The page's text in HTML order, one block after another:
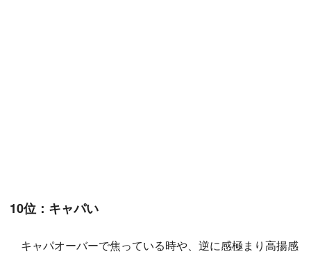
10位：キャパい
キャパオーバーで焦っている時や、逆に感極まり高揚感